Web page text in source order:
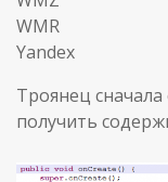
WMR
Yandex
Троянец
получить